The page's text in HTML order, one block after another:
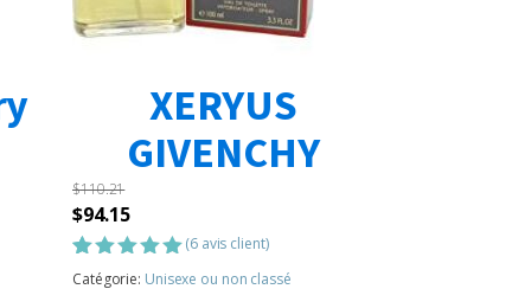
XERYUS
GIVENCHY
$110.21
Le
prix
initial
$94.15Le
prix
actuel
Noté5.00
6
(6avis client)
Catégorie: Unisexe ou non classé